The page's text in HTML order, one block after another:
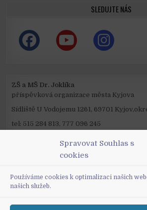
Spravovat Souhlas s
cookies
Používáme cookies k optimalizaci našich
našich služeb.
SLEDUJTE NÁS
ZŠ a MŠ Dr. Joklíka
příspěvková organizace města Kyjova
Sídliště U Vodojemu 1261, 69701
tel: 515 284 813, 777 096 245